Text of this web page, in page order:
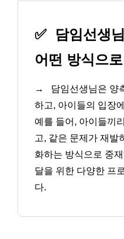
✅
담임선생
어떤 방식으
→
담임선생님은 양
하고, 아이들의 입장
예를 들어, 아이들끼
고, 같은 문제가 재발
화하는 방식으로 중
달을 위한 다양한 프
다.